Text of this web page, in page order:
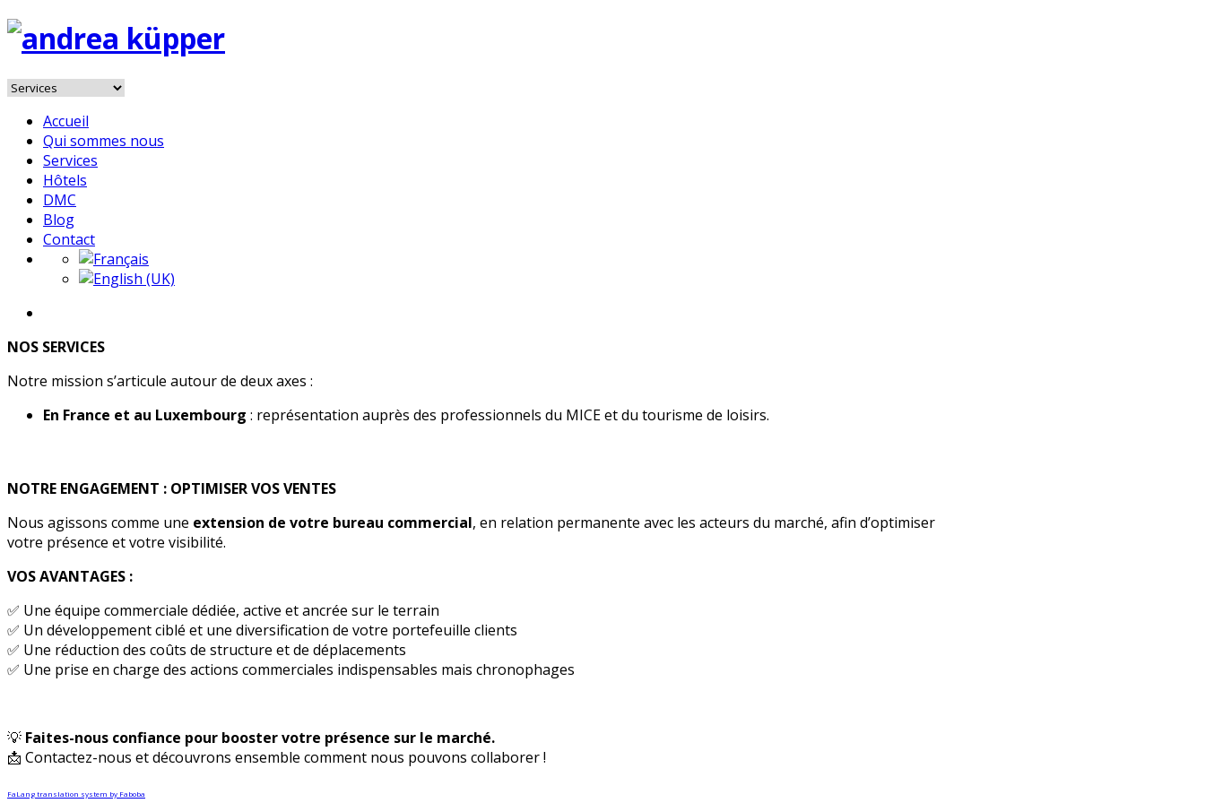
Accueil
Qui sommes nous
Services
Hôtels
DMC
Blog
Contact
NOS SERVICES
Notre mission s’articule autour de deux axes :
En France et au Luxembourg : représentation auprès des professionnels du MICE et du tourisme de loisirs.
NOTRE ENGAGEMENT : OPTIMISER VOS VENTES
Nous agissons comme une extension de votre bureau commercial, en relation permanente avec les acteurs du marché, afin d’optimiser
votre présence et votre visibilité.
VOS AVANTAGES :
✅ Une équipe commerciale dédiée, active et ancrée sur le terrain
✅ Un développement ciblé et une diversification de votre portefeuille clients
✅ Une réduction des coûts de structure et de déplacements
✅ Une prise en charge des actions commerciales indispensables mais chronophages
💡 Faites-nous confiance pour booster votre présence sur le marché.
📩 Contactez-nous et découvrons ensemble comment nous pouvons collaborer !
FaLang translation system by Faboba